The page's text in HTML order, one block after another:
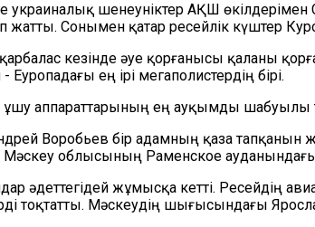
шенеуніктер АҚШ өкілдерімен
жатты. Сонымен қатар ресейлік күштер
кезінде әуе қорғанысы қаланы
ең ірі мегаполистердің бірі.
аппараттарының ең ауқымды шабуылы
Воробьев бір адамның қаза тапқанын
облысының Раменское
әдеттегідей жұмысқа кетті. Ресейдің
тоқтатты. Мәскеудің шығысындағы